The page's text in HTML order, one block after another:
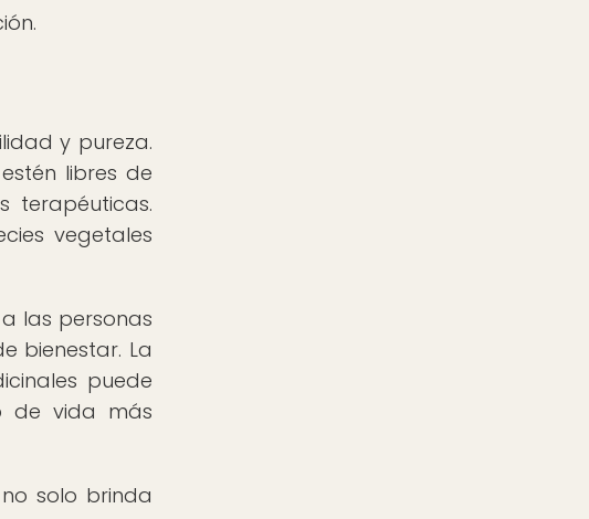
y pureza.
libres de
terapéuticas.
vegetales
las personas
bienestar. La
puede
de vida más
solo brinda